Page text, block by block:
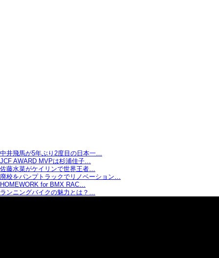
中井飛馬が5年ぶり2度目の日本一…
JCF AWARD MVPは杉浦佳子…
佐藤水菜がケイリンで世界王者…
廃校をパンプトラックでリノベーション…
HOMEWORK for BMX RAC…
ランニングバイクの魅力とは？…